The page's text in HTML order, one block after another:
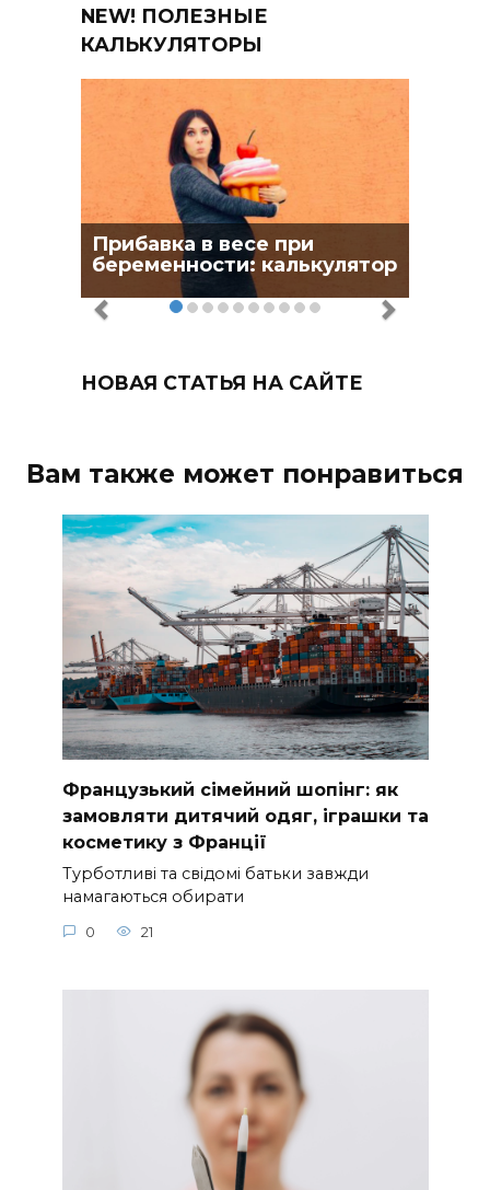
NEW! ПОЛЕЗНЫЕ
КАЛЬКУЛЯТОРЫ
Прибавка в весе при
беременности: калькулятор
НОВАЯ СТАТЬЯ НА САЙТЕ
Вам также может понравиться
Французький сімейний шопінг: як
замовляти дитячий одяг, іграшки та
косметику з Франції
Турботливі та свідомі батьки завжди
намагаються обирати
0 21